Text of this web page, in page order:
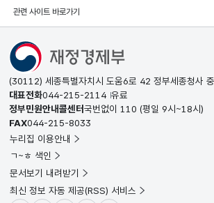
관련 사이트 바로가기
(30112) 세종특별자치시 도움6로 42 정부세종청사
대표전화044-215-2114 유료
정부민원안내콜센터국번없이 110 (평일 9시~18시)
FAX044-215-8033
누리집 이용안내
ㄱ~ㅎ 색인
문서보기 내려받기
최신 정보 자동 제공(RSS) 서비스